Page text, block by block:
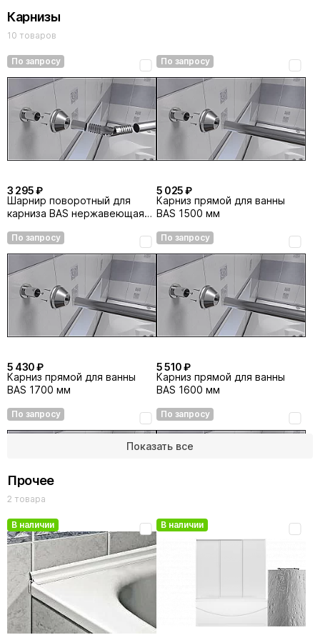
Карнизы
10 товаров
По запросу
3 295 ₽
Шарнир поворотный для
карниза BAS нержавеющая
По запросу
5 025 ₽
Карниз прямой для ванны
BAS 1500 мм
По запросу
5 430 ₽
Карниз прямой для ванны
BAS 1700 мм
По запросу
5 510 ₽
Карниз прямой для ванны
BAS 1600 мм
По запросу
5 740 ₽
Карниз прямой для ванны
BAS 1800 мм
По запросу
По запросу
Показать все
Прочее
2 товара
В наличии В наличии